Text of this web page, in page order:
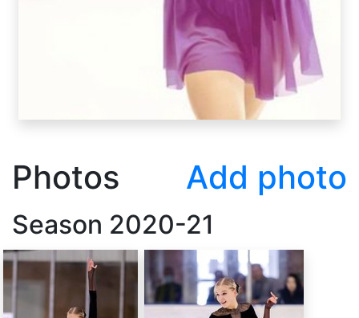
Photos Add photo
Season 2020-21